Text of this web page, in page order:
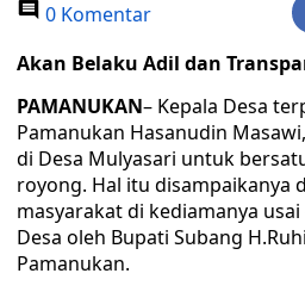
0 Komentar
Akan Belaku Adil dan
PAMANUKAN– Kepala Desa
Pamanukan Hasanudin
di Desa Mulyasari untuk
royong. Hal itu disampaikanya
masyarakat di kediamanya
Desa oleh Bupati Subang
Pamanukan.